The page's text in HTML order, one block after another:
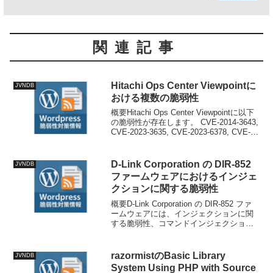
関連記事
JVNDB
Hitachi Ops Center Viewpointに
おける複数の脆弱性
概要Hitachi Ops Center Viewpointに以下
の脆弱性が存在します。 CVE-2014-3643,
CVE-2023-3635, CVE-2023-6378, CVE-
JVNDB
D-Link Corporation の DIR-852
ファームウェアにおけるインジェ
クションに関する脆弱性
概要D-Link Corporation の DIR-852 ファ
ームウェアには、インジェクションに関
する脆弱性、コマンドインジェクション
JVNDB
razormistのBasic Library
System Using PHP with Source